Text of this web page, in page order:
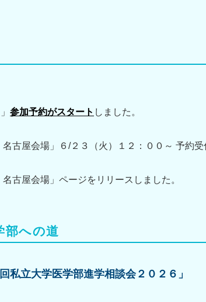
参加予約がスタート しました。
古屋会場」６/２３（火）１２：００～ 予約受
古屋会場」ページをリリースしました。
部への道
私立大学医学部進学相談会２０２６」